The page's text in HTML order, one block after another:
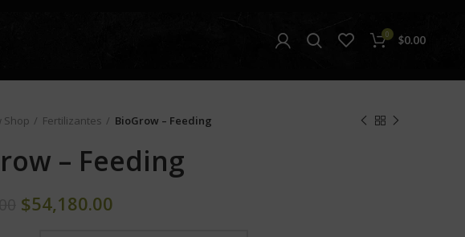
0 $0.00
Shop Fertilizantes BioGrow – Feeding
– Feeding
$54,180.00